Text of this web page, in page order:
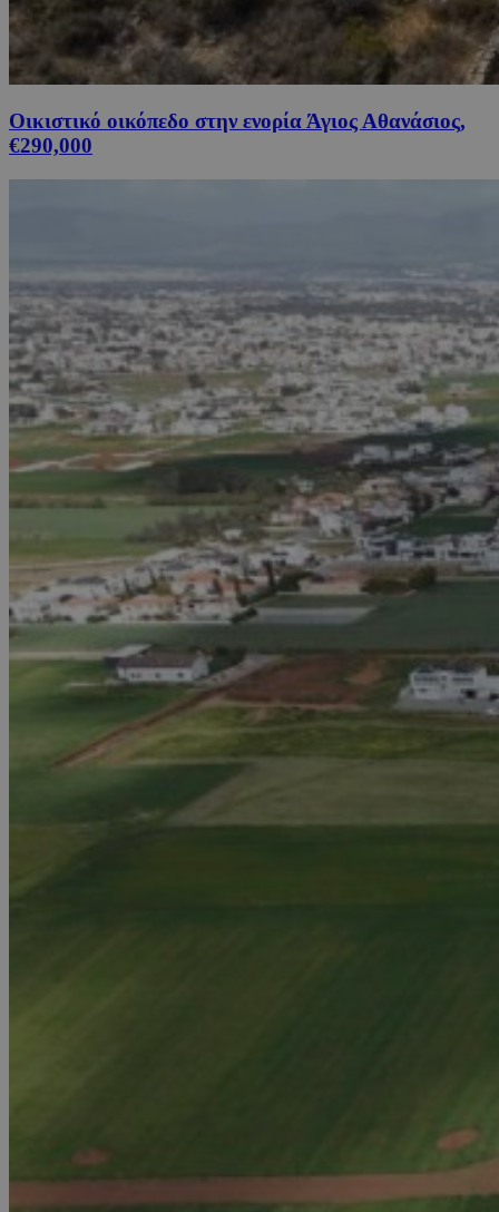
Οικιστικό οικόπεδο στην ενορία Άγιος Αθανάσιος,
€290,000